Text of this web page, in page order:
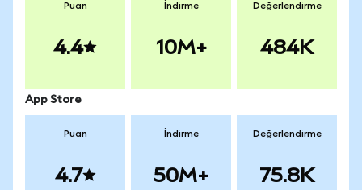
Puan
4.4
İndirme
10M+
Değerlendirme
484K
App Store
Puan
4.7
İndirme
50M+
Değerlendirme
75.8K